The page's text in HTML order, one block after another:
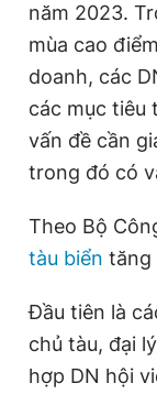
năm 2023.
mùa cao
doanh, các
các mục tiêu
vấn đề cần
trong đó có
Theo Bộ
tàu biển tăng
Đầu tiên là
chủ tàu, đại
hợp DN hội